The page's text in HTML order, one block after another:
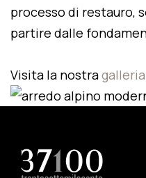
processo di restauro,
partire dalle
Visita la nostragalleria